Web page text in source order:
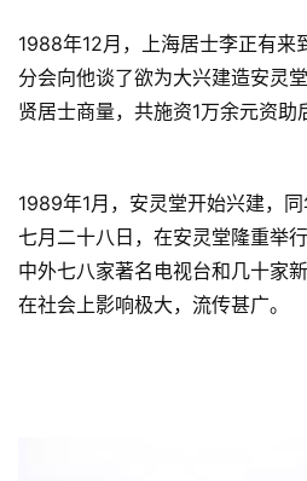
佛
教
人
寺
院
巡
礼
1988年12月，上海居士李正有来
分会向他谈了欲为大兴建造安灵
贤居士商量，共施资1万余元资助
1989年1月，安灵堂开始兴建，
七月二十八日，在安灵堂隆重举
中外七八家著名电视台和几十家
在社会上影响极大，流传甚广。